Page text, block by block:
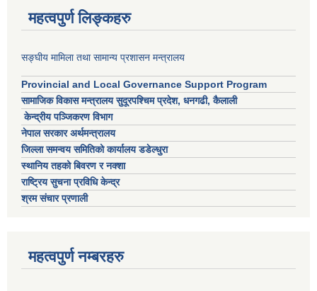
महत्वपुर्ण लिङ्कहरु
सङ्घीय मामिला तथा सामान्य प्रशासन मन्त्रालय
Provincial and Local Governance Support Program
सामाजिक विकास मन्त्रालय सुदूरपश्चिम प्रदेश, धनगढी, कैलाली
केन्द्रीय पञ्जिकरण विभाग
नेपाल सरकार अर्थमन्त्रालय
जिल्ला समन्वय समितिको कार्यालय डडेल्धुरा
स्थानिय तहको बिवरण र नक्शा
राष्ट्रिय सुचना प्रविधि केन्द्र
श्रम संचार प्रणाली
महत्वपुर्ण नम्बरहरु